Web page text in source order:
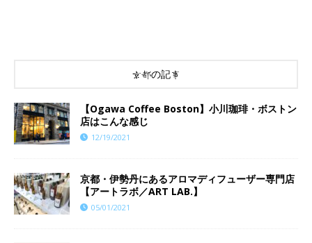
京都の記事
【Ogawa Coffee Boston】小川珈琲・ボストン
店はこんな感じ
12/19/2021
京都・伊勢丹にあるアロマディフューザー専門店
【アートラボ／ART LAB.】
05/01/2021